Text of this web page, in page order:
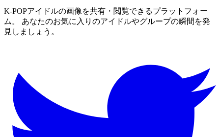
K-POPアイドルの画像を共有・閲覧できるプラットフォー
ム。 あなたのお気に入りのアイドルやグループの瞬間を発
見しましょう。